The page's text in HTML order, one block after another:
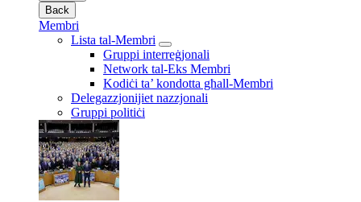
Back
Membri
Lista tal-Membri
Gruppi interreġjonali
Network tal-Eks Membri
Kodiċi ta’ kondotta għall-Membri
Delegazzjonijiet nazzjonali
Gruppi politiċi